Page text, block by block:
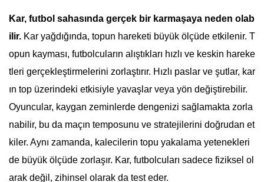
Kar, futbol sahasında gerçek bir karmaşaya neden olab
ilir. Kar yağdığında, topun hareketi büyük ölçüde etkilenir. T
opun kayması, futbolcuların alıştıkları hızlı ve keskin hareke
tleri gerçekleştirmelerini zorlaştırır. Hızlı paslar ve şutlar, kar
ın top üzerindeki etkisiyle yavaşlar veya yön değiştirebilir.
Oyuncular, kaygan zeminlerde dengenizi sağlamakta zorla
nabilir, bu da maçın temposunu ve stratejilerini doğrudan et
kiler. Aynı zamanda, kalecilerin topu yakalama yetenekleri
de büyük ölçüde zorlaşır. Kar, futbolcuları sadece fiziksel ol
arak değil, zihinsel olarak da test eder.